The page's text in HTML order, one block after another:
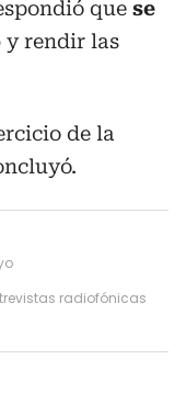
que se
y rendir las
de la
radiofónicas